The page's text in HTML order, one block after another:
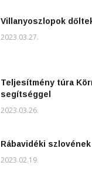
Villanyoszlopok
2023.03.27.
Teljesítmény túra
segítséggel
2023.03.26.
Rábavidéki
2023.02.19.